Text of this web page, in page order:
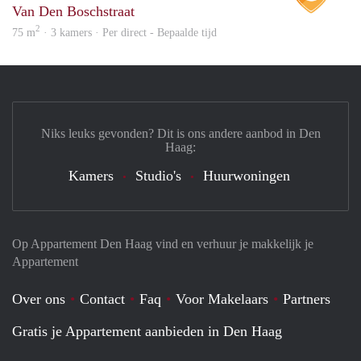
Van Den Boschstraat
75 m2 · 3 kamers · Per direct - Bepaalde tijd
Op Appartement Den Haag vind en verhuur je makkelijk je
Appartement
Over ons Contact Faq Voor Makelaars
Partners
Gratis je Appartement aanbieden in Den Haag
Niks leuks gevonden? Dit is ons andere aanbod in Den
Haag:
Kamers Studio's Huurwoningen